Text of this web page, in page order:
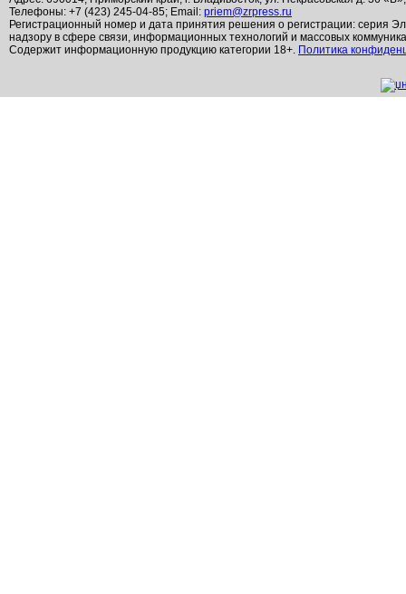
Телефоны: +7 (423) 245-04-85; Email: priem@zrpress.ru
Регистрационный номер и дата принятия решения о регистрации: серия
надзору в сфере связи, информационных технологий и массовых
Содержит информационную продукцию категории 18+. Политика